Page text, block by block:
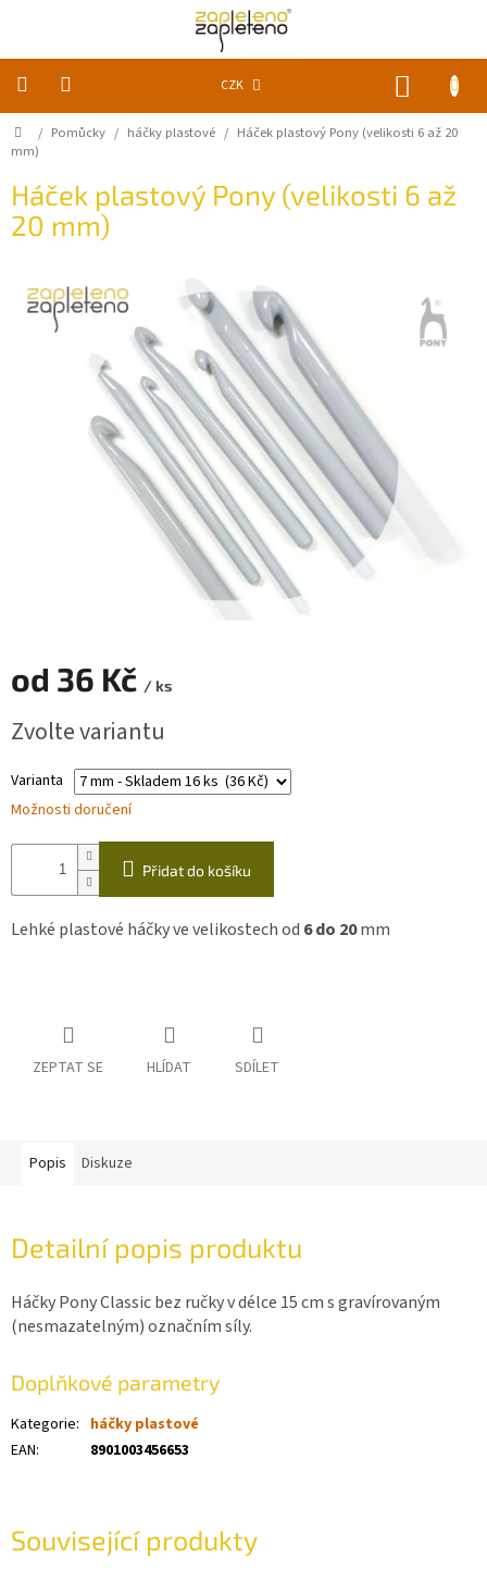
CZK
KLUBKA
k
Akce
a
Pomůcky
Napište
Měna
Domů
/ Pomůcky / háčky plastové / Háček plastový Pony (velikosti 6 až 20
mm)
Háček plastový Pony (velikosti 6 až
20 mm)
od 36 Kč / ks
cena:
Zvolte variantu
Varianta
Možnosti doručení
Přidat do košíku
Lehké plastové háčky ve velikostech od 6do 20mm
ZEPTAT SE HLÍDAT SDÍLET
Související produkty
Popis Diskuze
Detailní popis produktu
Háčky Pony Classic bez ručky v délce 15 cm s gravírovaným
(nesmazatelným) označním síly.
Doplňkové parametry
Kategorie: háčky plastové
EAN: 8901003456653